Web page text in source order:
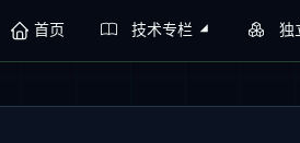
首页 技术专栏 独